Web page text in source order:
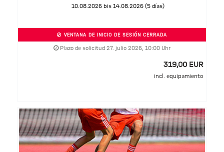
10.08.2026 bis 14.08.2026 (5 días)
VENTANA DE INICIO DE SESIÓN CERRADA
Plazo de solicitud 27. julio 2026, 10:00 Uhr
319,00 EUR
incl. equipamiento